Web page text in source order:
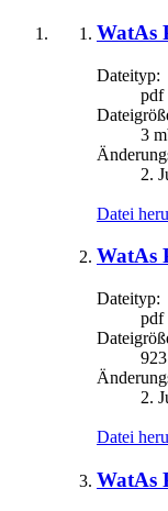
WatAs
Dateityp:
pdf
3
2.
Datei
WatAs
Dateityp:
pdf
2.
Datei
WatAs